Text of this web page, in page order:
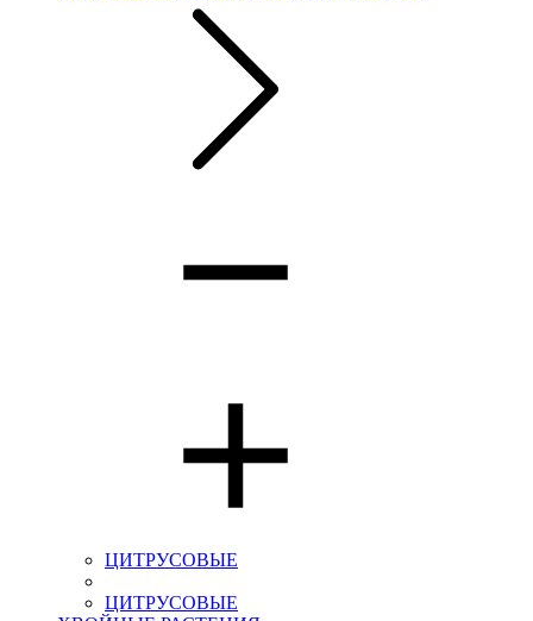
ЦИТРУСОВЫЕ
ЦИТРУСОВЫЕ